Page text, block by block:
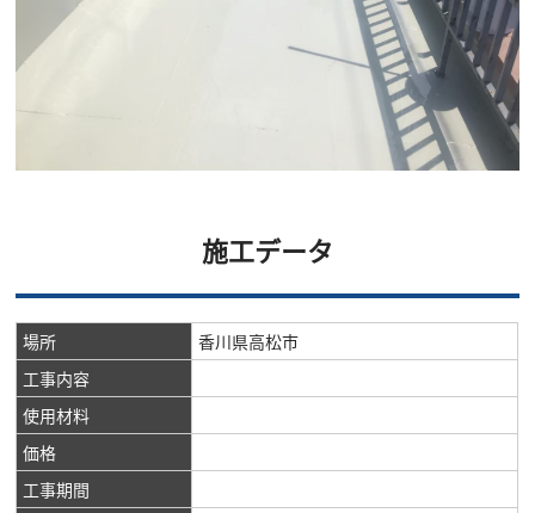
施工データ
場所
香川県高松市
工事内容
使用材料
価格
工事期間